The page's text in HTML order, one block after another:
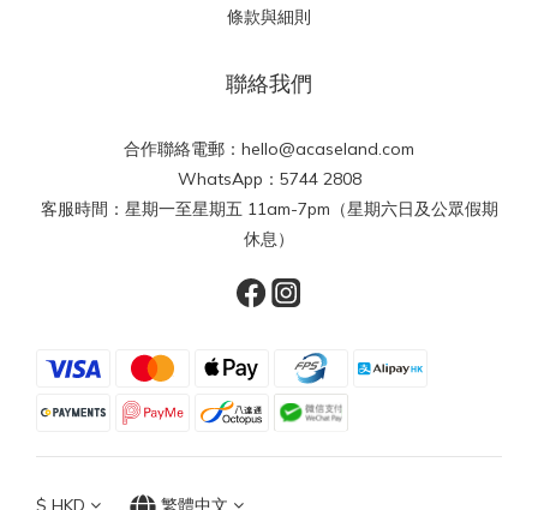
條款與細則
聯絡我們
合作聯絡電郵：hello@acaseland.com
WhatsApp：5744 2808
客服時間：星期一至星期五 11am-7pm（星期六日及公眾假期
休息）
$ HKD 繁體中文